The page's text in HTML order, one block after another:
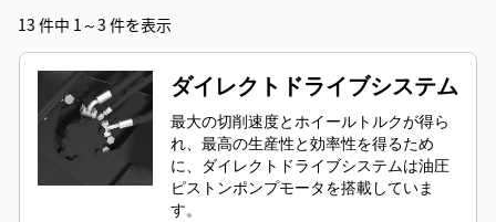
13 件中 1～3 件を表示
ダイレクトドライブシステム
最大の切削速度とホイールトルクが得ら
れ、最高の生産性と効率性を得るため
に、ダイレクトドライブシステムは油圧
ピストンポンプモータを搭載していま
す。